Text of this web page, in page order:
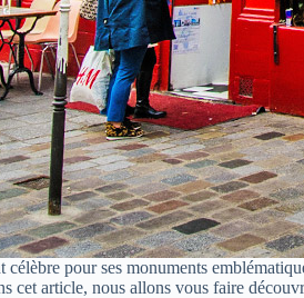
célèbre pour ses monuments
cet article, nous allons vous faire